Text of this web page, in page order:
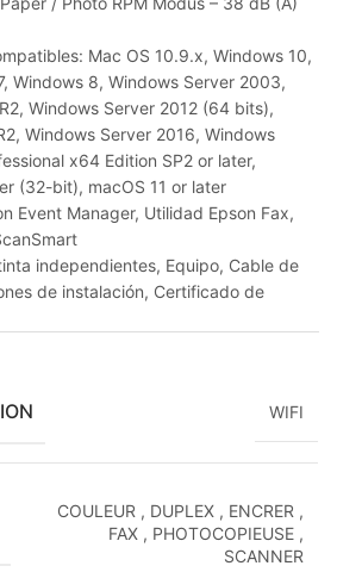
Mac OS 10.9.x, Windows 10,
Windows 8, Windows Server 2003,
Windows Server 2012 (64 bits),
Windows Server 2016, Windows
x64 Edition SP2 or later,
(32-bit), macOS 11 or later
Event Manager, Utilidad Epson Fax,
independientes, Equipo, Cable de
de instalación, Certificado de
WIFI
COULEUR , DUPLEX , ENCRER ,
FAX , PHOTOCOPIEUSE ,
SCANNER